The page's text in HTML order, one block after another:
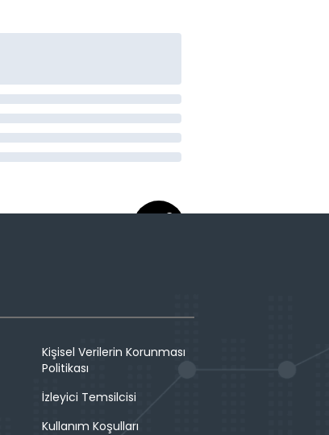
Kişisel Verilerin Korunması
Politikası
İzleyici Temsilcisi
Kullanım Koşulları